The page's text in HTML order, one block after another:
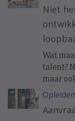
Niet
Wat
talent?
maar
ervaring